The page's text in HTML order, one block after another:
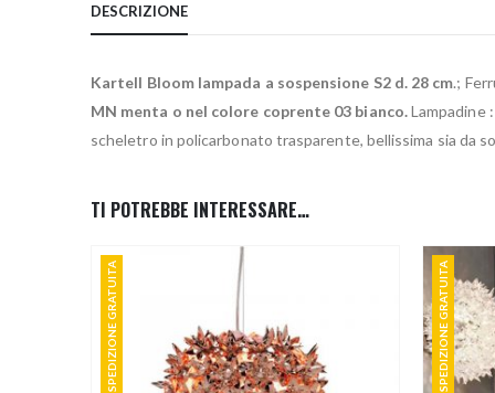
DESCRIZIONE
Kartell Bloom lampada a sospensione S2 d. 28 cm.;
MN menta o nel colore coprente 03 bianco.Lampadine
scheletro in policarbonato trasparente, bellissima sia da
TI POTREBBE INTERESSARE…
SPEDIZIONE GRATUITA SPEDIZIONE GRATUITA